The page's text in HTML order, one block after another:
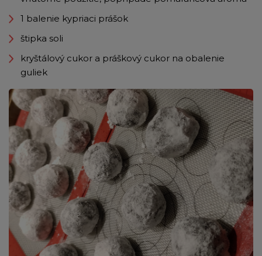
1 balenie kypriaci prášok
štipka soli
kryštálový cukor a práškový cukor na obalenie
guliek